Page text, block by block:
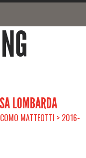
LOMBARDA
MATTEOTTI > 2016-